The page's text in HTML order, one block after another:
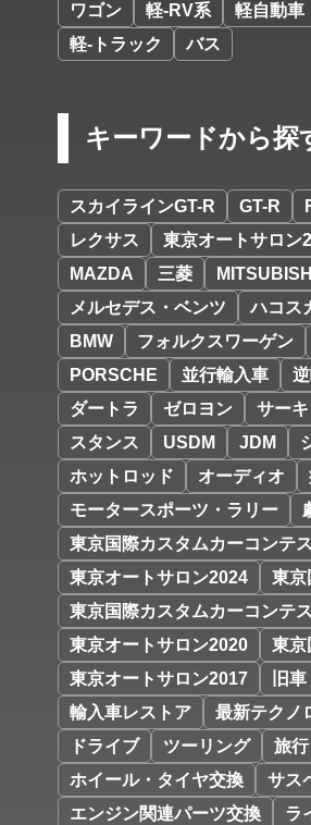
ワゴン
軽-RV系 軽自動車
軽-トラック
バス
キーワードから探
スカイラインGT-R GT-R
レクサス
東京オートサロン
MAZDA
三菱 MITSUBISHI
メルセデス・ベンツ
ハコス
BMW
フォルクスワーゲン
PORSCHE
並行輸入車
ダートラ
ゼロヨン サーキ
スタンス
USDM JDM
ホットロッド
オーディオ
モータースポーツ・ラリー
東京国際カスタムカーコンテ
東京オートサロン2024
東京
東京国際カスタムカーコンテ
東京オートサロン2020
東京
東京オートサロン2017
旧車
輸入車レストア
最新テクノ
ドライブ
ツーリング 旅行
ホイール・タイヤ交換
サス
エンジン関連パーツ交換
ラ